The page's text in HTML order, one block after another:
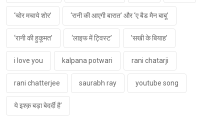
‘चोर मचाये शोर’ ‘रानी की आएगी बारात’ और ‘ए बैड मैन बाबू’
‘रानी की हुकूमत’ ‘लाइफ में ट्विस्ट’ ’सखी के बियाह’
i love you kalpana potwari rani chatarji
rani chatterjee saurabh ray youtube song
ये इश्क़ बड़ा बेदर्दी है’